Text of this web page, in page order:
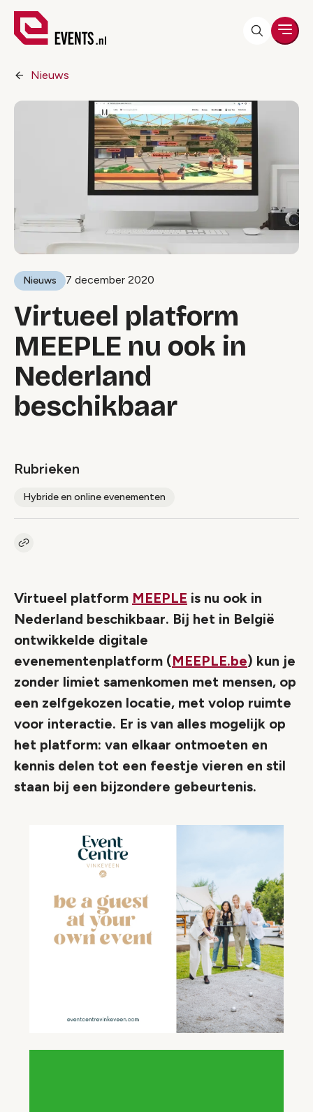
Nieuws
Nieuws 7 december 2020
Virtueel platform
MEEPLE nu ook in
Nederland
beschikbaar
Rubrieken
Hybride en online evenementen
Kopieer link naar artikel
Virtueel platform MEEPLE is nu ook in
Nederland beschikbaar. Bij het in België
ontwikkelde digitale
evenementenplatform (MEEPLE.be) kun je
zonder limiet samenkomen met mensen, op
een zelfgekozen locatie, met volop ruimte
voor interactie. Er is van alles mogelijk op
het platform: van elkaar ontmoeten en
kennis delen tot een feestje vieren en stil
staan bij een bijzondere gebeurtenis.